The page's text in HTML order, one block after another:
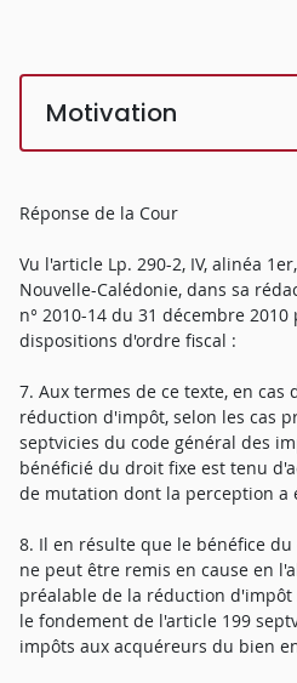
Motivation
Réponse de la Cour
Vu l'article Lp. 290-2, IV, alinéa
Nouvelle-Calédonie, dans sa
n° 2010-14 du 31 décembre
dispositions d'ordre fiscal :
7. Aux termes de ce texte, en cas
réduction d'impôt, selon les cas
septvicies du code général des
bénéficié du droit fixe est tenu
de mutation dont la perception a
8. Il en résulte que le bénéfice
ne peut être remis en cause en
préalable de la réduction
le fondement de l'article 199
impôts aux acquéreurs du bien